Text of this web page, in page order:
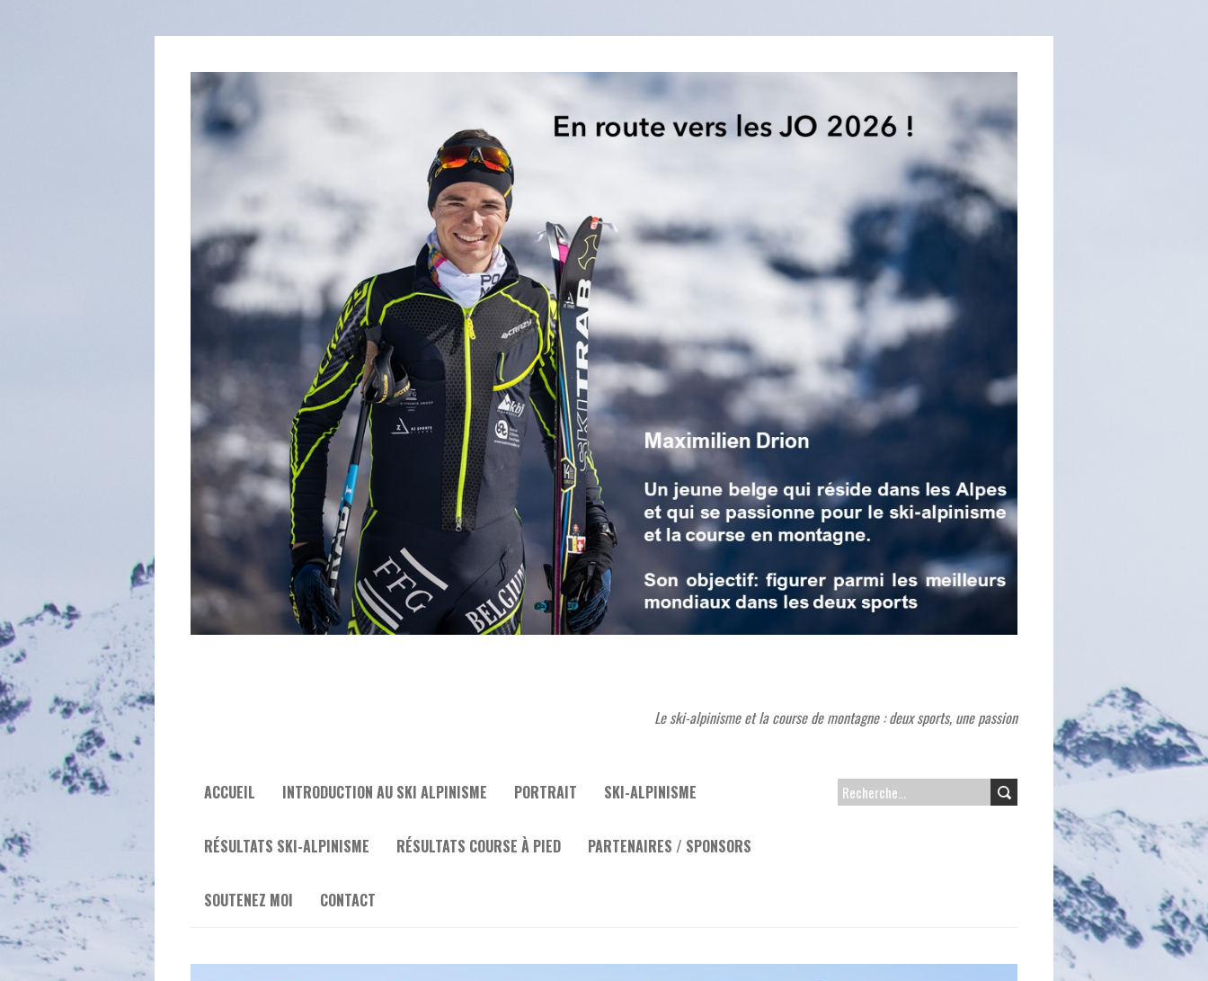
Le ski-alpinisme et la course de montagne : deux sports, une passion
ACCUEIL INTRODUCTION AU SKI ALPINISME PORTRAIT SKI-ALPINISME
RÉSULTATS SKI-ALPINISME RÉSULTATS COURSE À PIED PARTENAIRES / SPONSORS
SOUTENEZ MOI CONTACT
R